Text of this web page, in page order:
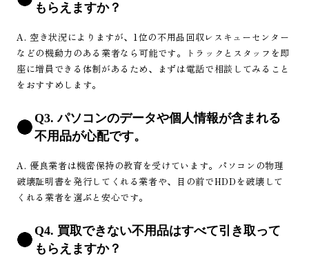
もらえますか？
A. 空き状況によりますが、1位の不用品回収レスキューセンター
などの機動力のある業者なら可能です。トラックとスタッフを即
座に増員できる体制があるため、まずは電話で相談してみること
をおすすめします。
Q3. パソコンのデータや個人情報が含まれる
不用品が心配です。
A. 優良業者は機密保持の教育を受けています。パソコンの物理
破壊証明書を発行してくれる業者や、目の前でHDDを破壊して
くれる業者を選ぶと安心です。
Q4. 買取できない不用品はすべて引き取って
もらえますか？